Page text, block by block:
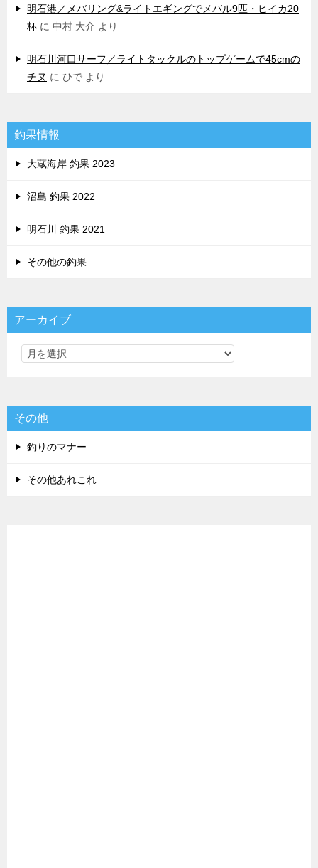
明石港／メバリング&ライトエギングでメバル9匹・ヒイカ20
杯 に 中村 大介 より
明石川河口サーフ／ライトタックルのトップゲームで45cmの
チヌ に ひで より
釣果情報
大蔵海岸 釣果 2023
沼島 釣果 2022
明石川 釣果 2021
その他の釣果
アーカイブ
その他
釣りのマナー
その他あれこれ